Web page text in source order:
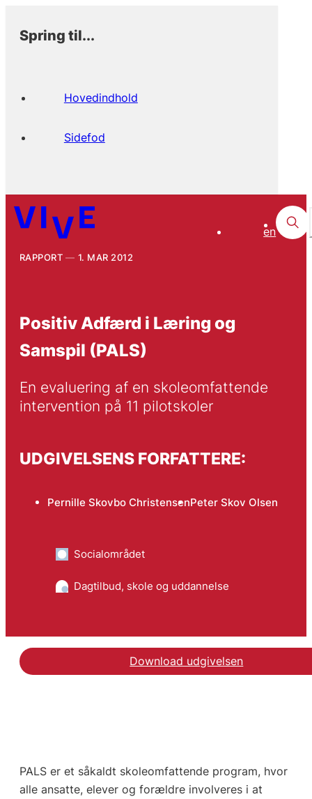
Spring til...
Hovedindhold
Sidefod
en
RAPPORT 1. MAR 2012
Positiv Adfærd i Læring og
Samspil (PALS)
En evaluering af en skoleomfattende
intervention på 11 pilotskoler
UDGIVELSENS FORFATTERE:
Pernille Skovbo ChristensenPeter Skov Olsen
Socialområdet
Dagtilbud, skole og uddannelse
Download udgivelsen
PALS er et såkaldt skoleomfattende program, hvor
alle ansatte, elever og forældre involveres i at